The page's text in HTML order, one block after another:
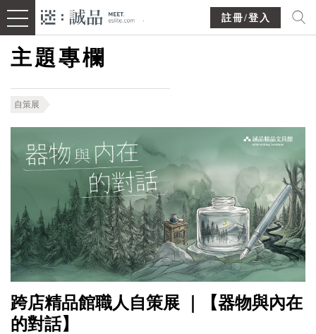
註冊/登入
主題專欄
自策展
跨店精品館職人自策展 ｜【器物與內在
的對話】